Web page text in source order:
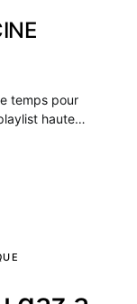
temps pour
haute…